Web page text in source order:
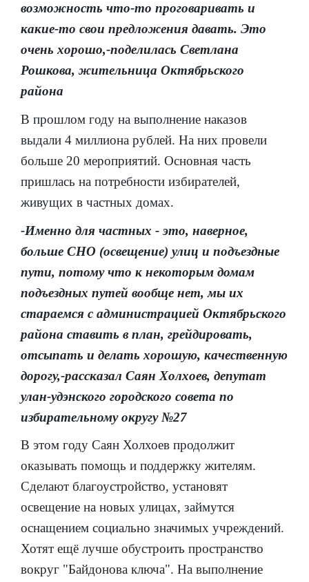
возможность что-то проговаривать и
какие-то свои предложения давать. Это
очень хорошо,-поделилась Светлана
Рошкова, жительница Октябрьского
района
В прошлом году на выполнение наказов
выдали 4 миллиона рублей. На них провели
больше 20 мероприятий. Основная часть
пришлась на потребности избирателей,
живущих в частных домах.
-Именно для частных - это, наверное,
больше СНО (освещение) улиц и подъездные
пути, потому что к некоторым домам
подъездных путей вообще нет, мы их
стараемся с администрацией Октябрьского
района ставить в план, грейдировать,
отсыпать и делать хорошую, качественную
дорогу,-рассказал Саян Холхоев, депутат
улан-удэнского городского совета по
избирательному округу №27
В этом году Саян Холхоев продолжит
оказывать помощь и поддержку жителям.
Сделают благоустройство, установят
освещение на новых улицах, займутся
оснащением социально значимых учреждений.
Хотят ещё лучше обустроить пространство
вокруг "Байдонова ключа". На выполнение